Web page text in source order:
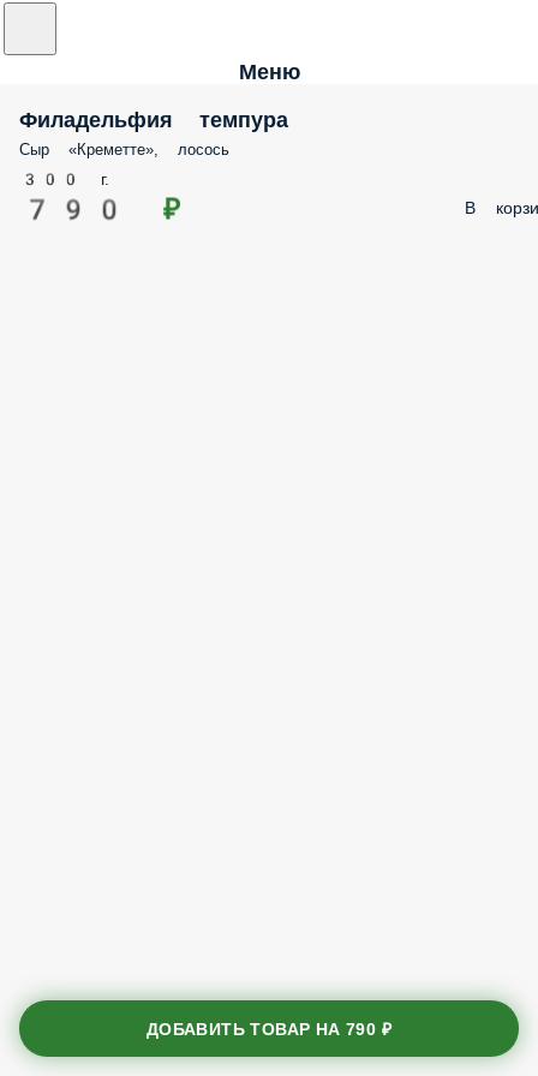
Меню
Филадельфия темпура
Сыр «Креметте», лосось
300 г.
790 ₽ В
ДОБАВИТЬ ТОВАР НА790 ₽